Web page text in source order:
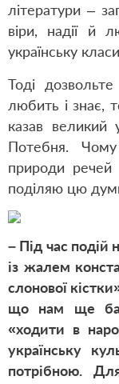
літератури –
віри, надії й
українську
Тоді
любить і знає,
казав великий
Потебня.
природи
поділяю цю
– Під час подій
із жалем
слонової
що нам ще
«ходити в
українську
потрібною.